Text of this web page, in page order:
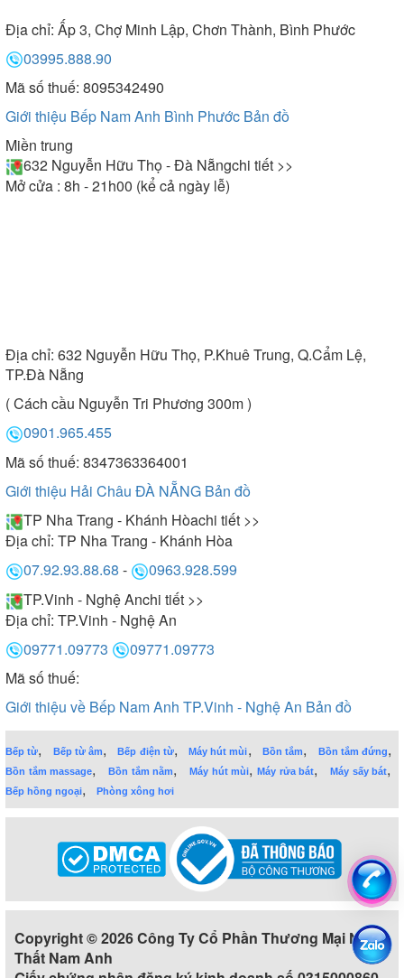
Địa chỉ: Ấp 3, Chợ Minh Lập, Chơn Thành, Bình Phước
03995.888.90
Mã số thuế: 8095342490
Giới thiệu Bếp Nam Anh Bình Phước Bản đồ
Miền trung
632 Nguyễn Hữu Thọ - Đà Nẵngchi tiết >>
Mở cửa : 8h - 21h00 (kể cả ngày lễ)
Địa chỉ: 632 Nguyễn Hữu Thọ, P.Khuê Trung, Q.Cẩm Lệ,
TP.Đà Nẵng
( Cách cầu Nguyễn Tri Phương 300m )
0901.965.455
Mã số thuế: 8347363364001
Giới thiệu Hải Châu ĐÀ NẴNG Bản đồ
TP Nha Trang - Khánh Hòachi tiết >>
Địa chỉ: TP Nha Trang - Khánh Hòa
07.92.93.88.68 -
0963.928.599
TP.Vinh - Nghệ Anchi tiết >>
Địa chỉ: TP.Vinh - Nghệ An
09771.09773
09771.09773
Mã số thuế:
Giới thiệu về Bếp Nam Anh TP.Vinh - Nghệ An Bản đồ
Bếp từ, Bếp từ âm,Bếp điện từ,Máy hút mùi, Bồn tắm, Bồn tắm đứng,
Bồn tắm massage,Bồn tắm nằm,Máy hút mùi,Máy rửa bát,Máy sấy bát,
Bếp hồng ngoại, Phòng xông hơi
Copyright © 2026 Công Ty Cổ Phần Thương Mại Nội
Thất Nam Anh